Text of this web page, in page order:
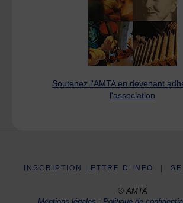
Soutenez l'AMTA en devenant
l'association
INSCRIPTION LETTRE D’INFO
© AMTA